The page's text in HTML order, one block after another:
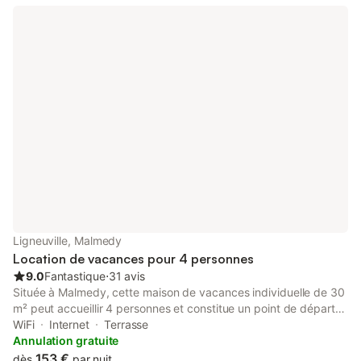
Ligneuville, Malmedy
Location de vacances pour 4 personnes
9.0Fantastique⋅31 avis
Située à Malmedy, cette maison de vacances individuelle de 30
m² peut accueillir 4 personnes et constitue un point de départ
pour explorer les Ardennes belges. La propriété se trouve à 6
km du centre-ville et à 12,5 km de la piste de ski la plus proche,
offrant un accès aux commodités locales ainsi qu'aux activités
WiFi Internet
Terrasse
Annulation gratuite